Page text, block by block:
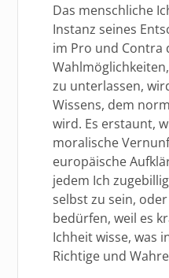
Das menschliche
Instanz seines
im Pro und Contra
zu unterlassen,
Wissens, dem
wird. Es erstaunt,
moralische
europäische
jedem Ich
selbst zu sein,
bedürfen, weil es
Ichheit wisse, was
Richtige und